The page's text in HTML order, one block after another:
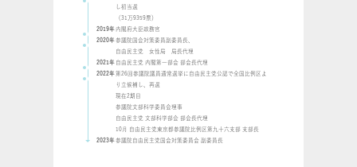
し初当選
（31万9359票）
2019年 内閣府大臣政務官
2020年 参議院国会対策委員副委員長、
自由民主党 女性局 局長代理
2021年 自由民主党 内閣第一部会 部会長代理
2022年 第26回参議院議員通常選挙に自由民主党公認で全国比例区よ
り立候補し、再選
現在2期目
参議院文部科学委員会理事
自由民主党 文部科学部会 部会長代理
10月 自由民主党東京都参議院比例区第九十六支部 支部長
2023年 参議院自由民主党国会対策委員会 副委員長